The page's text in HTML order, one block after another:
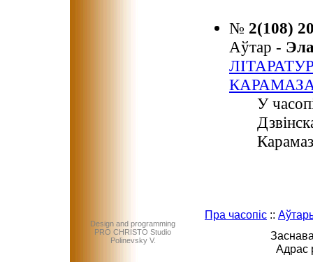
№ 2(108)
Аўтар -
У
Design and programming
PRO CHRISTO Studio
Polinevsky V.
Пра часопіс ::
Адрас